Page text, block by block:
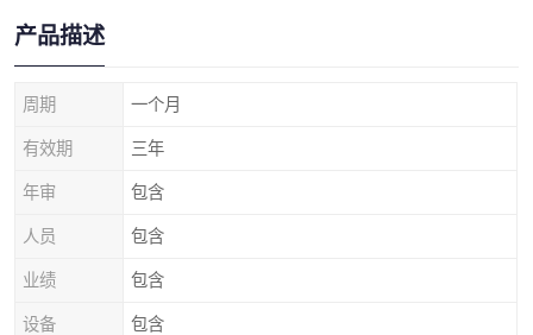
产品描述
周期 一个月
有效期 三年
年审 包含
人员 包含
业绩 包含
设备 包含